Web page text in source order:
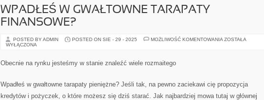
WPADŁEŚ W GWAŁTOWNE TARAPATY
FINANSOWE?
POSTED BY ADMIN POSTED ON SIE - 29 - 2025 MOŻLIWOŚĆ KOMENTOWANIA WPADŁEŚ
ZOSTAŁA
WYŁĄCZONA
Obecnie na rynku jesteśmy w stanie znaleźć wiele rozmaitego
Wpadłeś w gwałtowne tarapaty pieniężne? Jeśli tak, na pewno zaciekawi cię propozycja
kredytów i pożyczek, o które możesz się dziś starać. Jak najbardziej mowa tutaj w głównej